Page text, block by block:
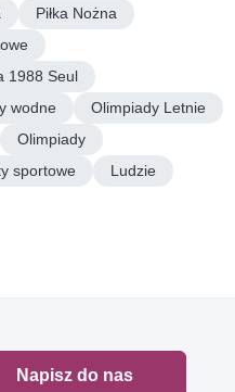
Piłka Nożna
1988 Seul
wodne
Olimpiady Letnie
Olimpiady
sportowe
Ludzie
Napisz do nas